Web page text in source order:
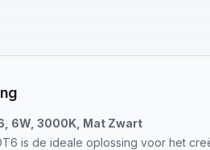
6W, 3000K, Mat Zwart
is de ideale oplossing voor het